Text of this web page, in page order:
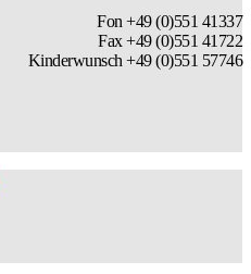
Fon +49 (0)551 41337
Fax +49 (0)551 41722
Kinderwunsch +49 (0)551 57746